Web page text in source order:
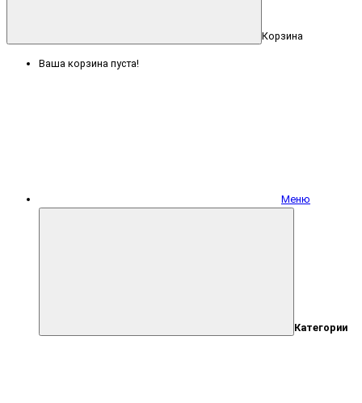
Корзина
Ваша корзина пуста!
Меню
Категории